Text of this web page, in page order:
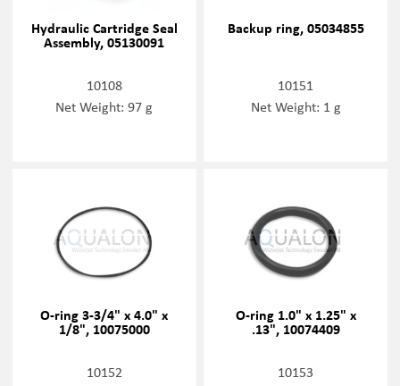
Hydraulic Cartridge Seal
Assembly, 05130091
10108
Net Weight: 97 g
Backup ring, 05034855
10151
Net Weight: 1 g
O-ring 3-3/4" x 4.0" x
1/8", 10075000
10152
O-ring 1.0" x 1.25" x
.13", 10074409
10153